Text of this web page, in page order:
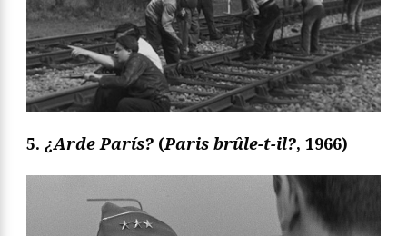
5. ¿Arde París? (Paris brûle-t-il?, 1966)